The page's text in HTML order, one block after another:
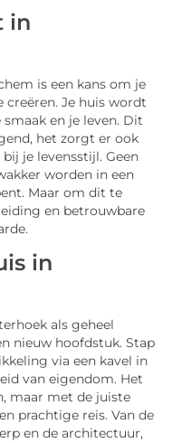
in
is een kans om je
creëren. Je huis wordt
en je leven. Dit
het zorgt er ook
je levensstijl. Geen
worden in een
Maar om dit te
en betrouwbare
in
als geheel
nieuw hoofdstuk. Stap
via een kavel in
van eigendom. Het
maar met de juiste
prachtige reis. Van de
en de architectuur,